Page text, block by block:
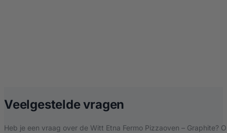
Veelgestelde vragen
Heb je een vraag over de Witt Etna Fermo Pizzaoven – Graphite?